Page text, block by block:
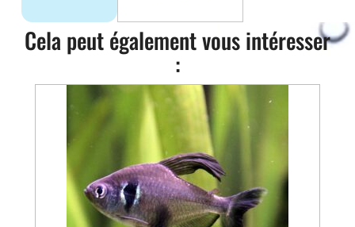
Cela peut également vous intéresser
: